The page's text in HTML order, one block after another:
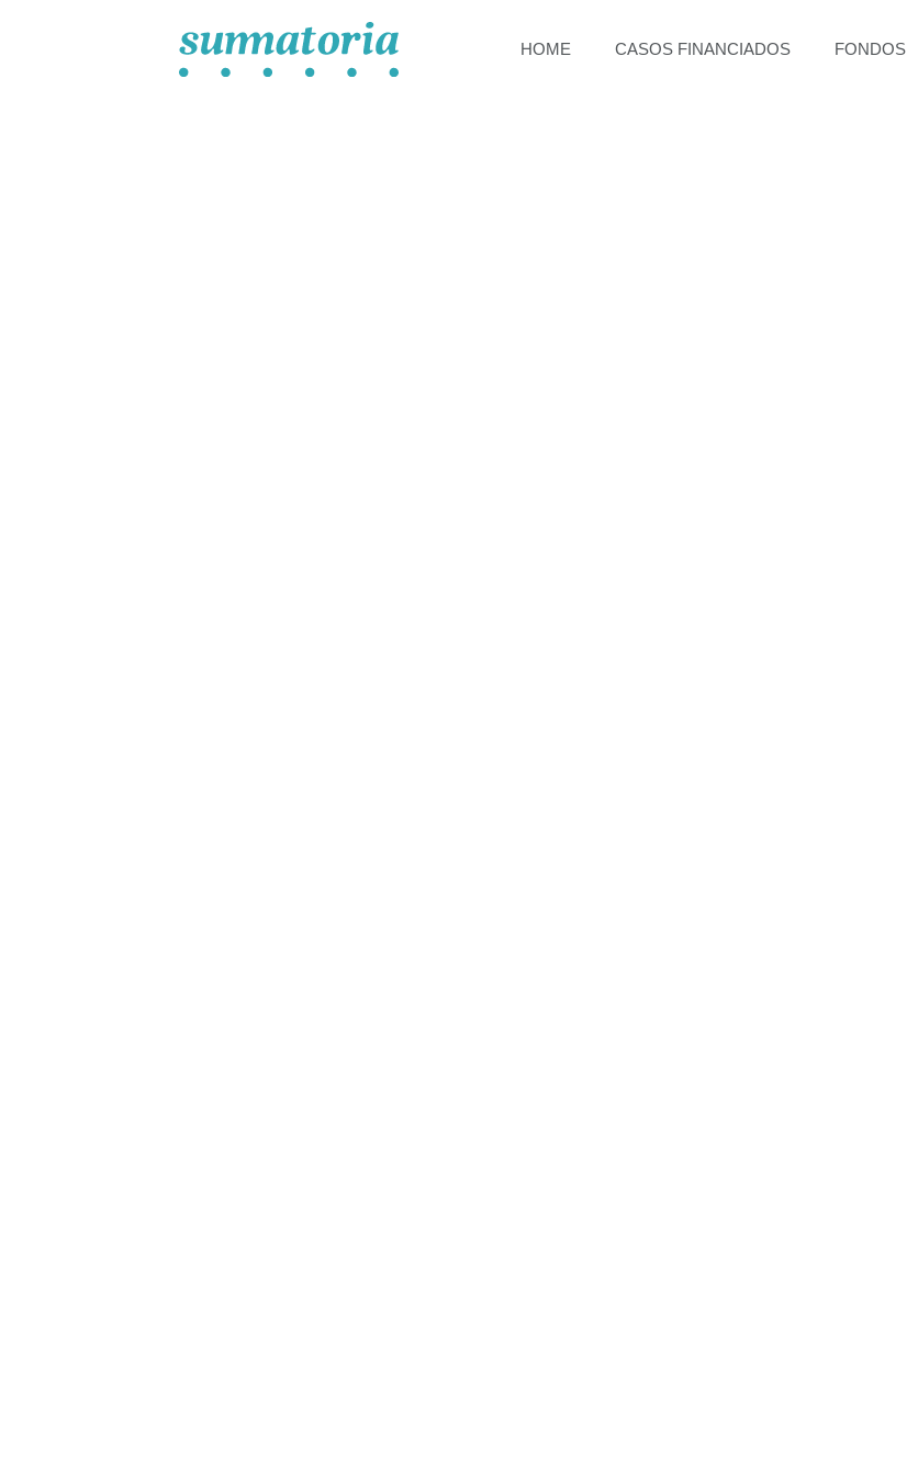
HOME CASOS FINANCIADOS FONDOS